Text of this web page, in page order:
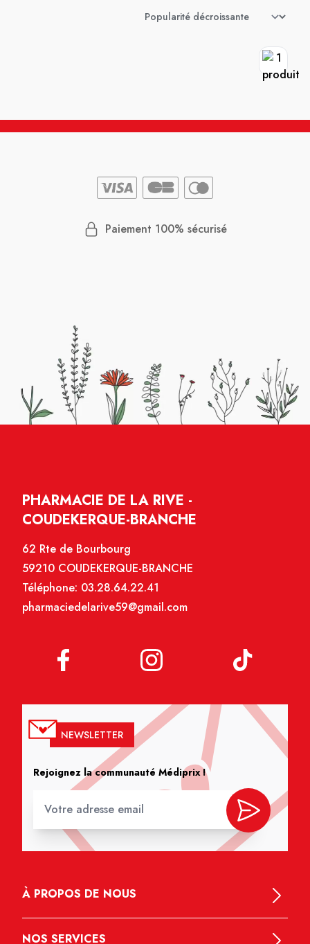
Paiement 100% sécurisé
PHARMACIE DE LA RIVE -
COUDEKERQUE-BRANCHE
62 Rte de Bourbourg
59210 COUDEKERQUE-BRANCHE
Téléphone: 03.28.64.22.41
pharmaciedelarive59@gmail.com
NEWSLETTER
Rejoignez la communauté Médiprix !
À PROPOS DE NOUS
NOS SERVICES